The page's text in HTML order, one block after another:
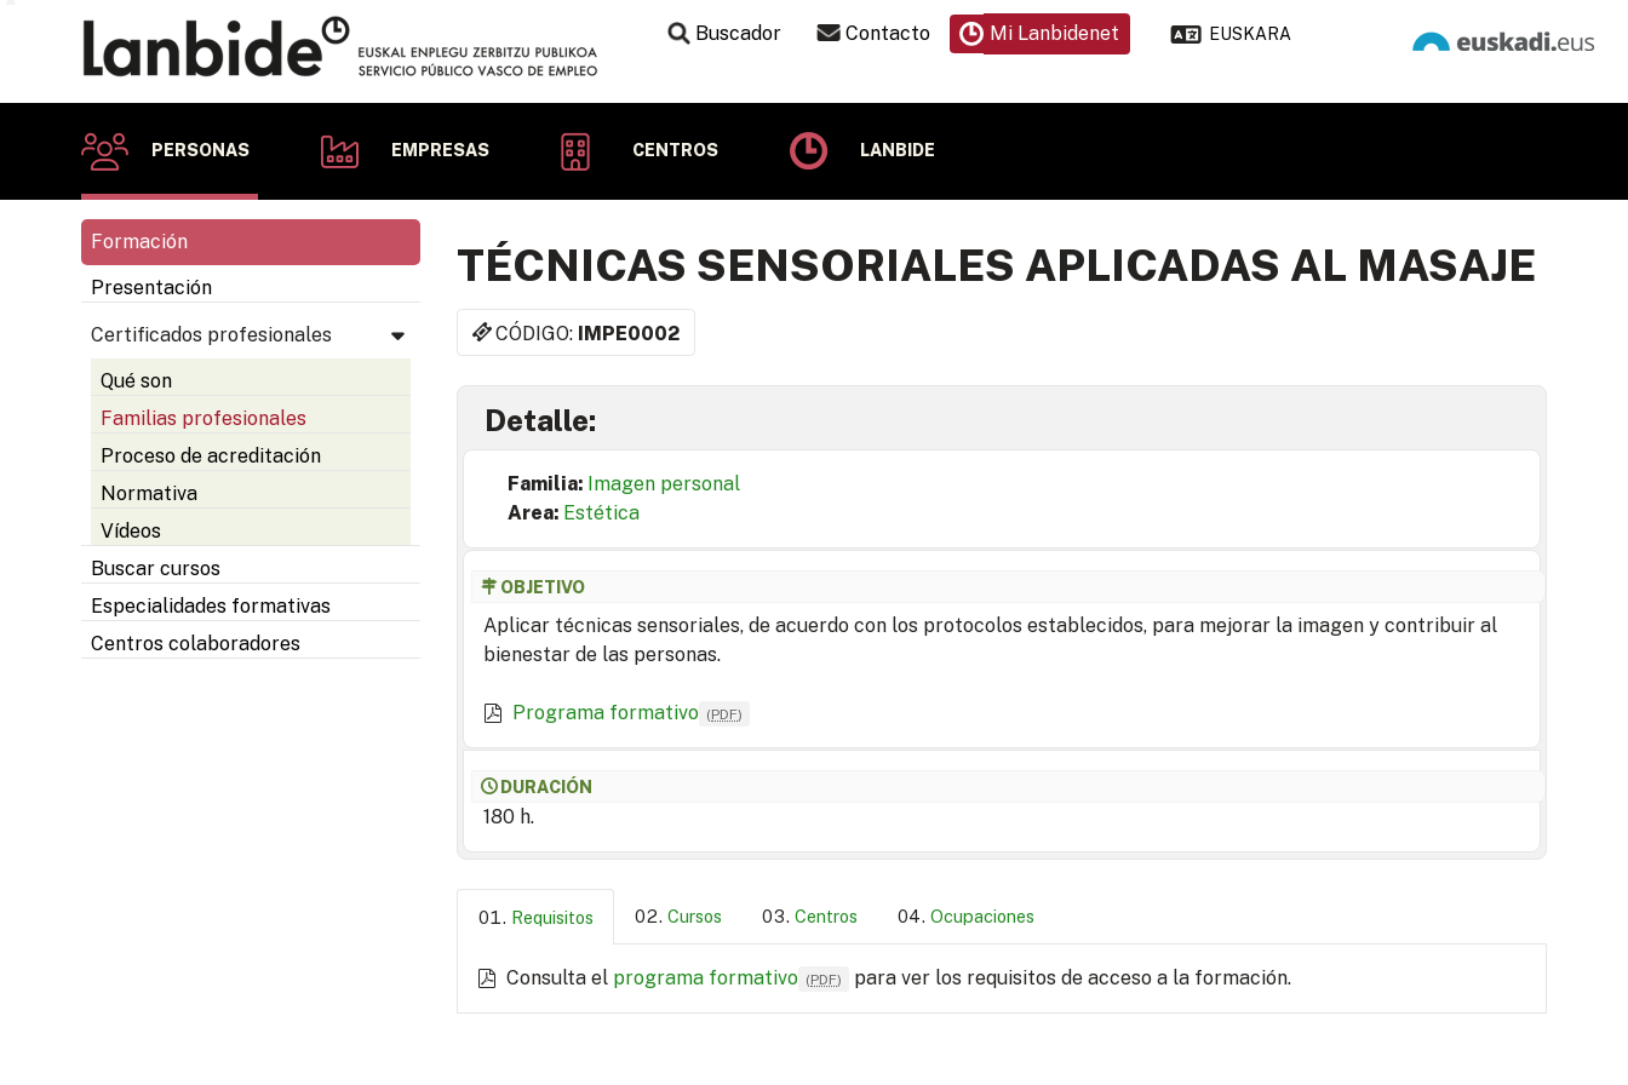
Buscador Contacto Mi Lanbidenet EUSKARA
PERSONAS EMPRESAS CENTROS LANBIDE
Formación
Presentación
Certificados profesionales
Qué son
Familias profesionales
Proceso de acreditación
Normativa
Vídeos
Buscar cursos
Especialidades formativas
Centros colaboradores
TÉCNICAS SENSORIALES APLICADAS AL MASAJE
CÓDIGO: IMPE0002
Detalle:
Familia: Imagen personal
Area: Estética
OBJETIVO
Aplicar técnicas sensoriales, de acuerdo con los protocolos establecidos, para mejorar la imagen y contribuir al
bienestar de las personas.
Programa formativo (PDF)
DURACIÓN
180 h.
Requisitos Cursos Centros Ocupaciones
Consulta el programa formativo (PDF) para ver los requisitos de acceso a la formación.